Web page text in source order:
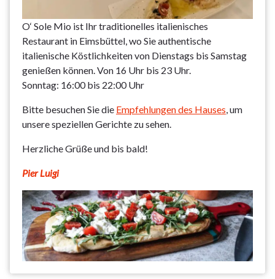
O‘ Sole Mio ist Ihr traditionelles italienisches
Restaurant in Eimsbüttel, wo Sie authentische
italienische Köstlichkeiten von Dienstags bis Samstag
genießen können. Von 16 Uhr bis 23 Uhr.
Sonntag: 16:00 bis 22:00 Uhr
Bitte besuchen Sie die Empfehlungen des Hauses, um
unsere speziellen Gerichte zu sehen.
Herzliche Grüße und bis bald!
Pier Luigi